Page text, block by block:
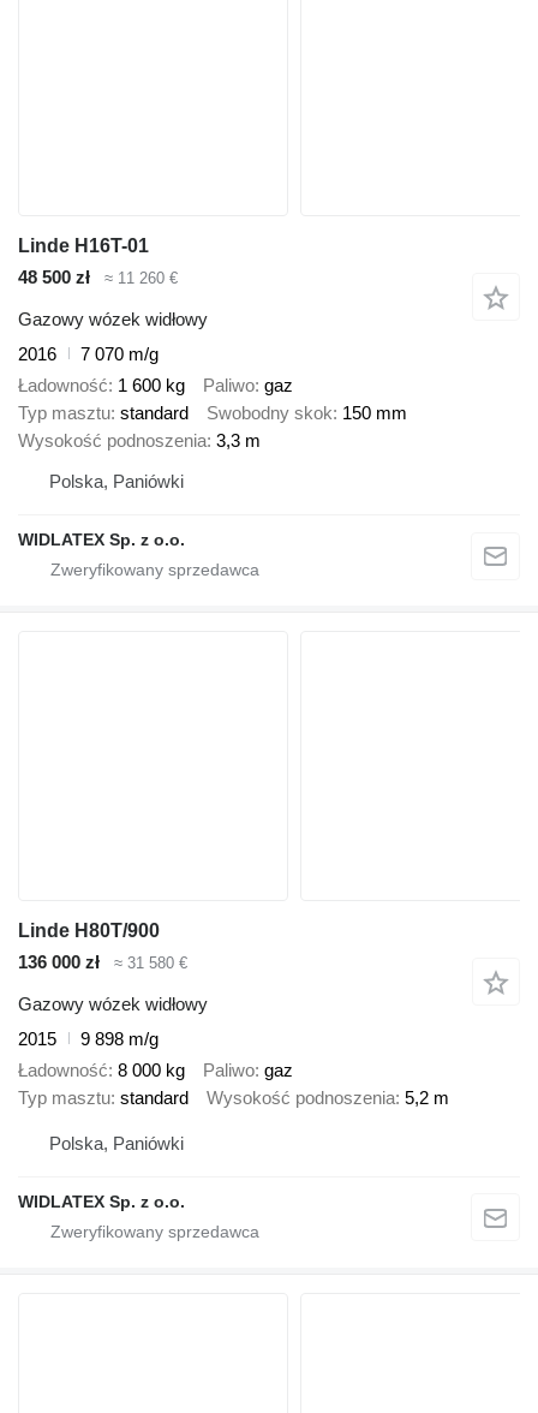
Linde H16T-01
48 500 zł
≈ 11 260 €
Gazowy wózek widłowy
2016
7 070 m/g
Ładowność 1 600 kg Paliwo gaz
Typ masztu standard Swobodny skok 150 mm
Wysokość podnoszenia 3,3 m
Polska, Paniówki
WIDLATEX Sp. z o.o.
Linde H80T/900
136 000 zł
≈ 31 580 €
Gazowy wózek widłowy
2015
9 898 m/g
Ładowność 8 000 kg Paliwo gaz
Typ masztu standard Wysokość podnoszenia 5,2 m
Polska, Paniówki
WIDLATEX Sp. z o.o.